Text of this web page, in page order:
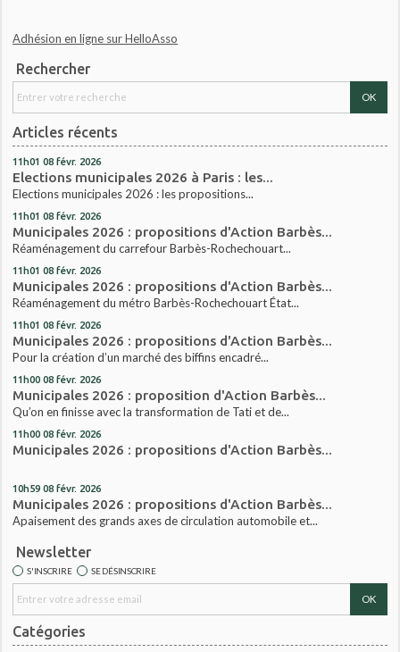
Adhésion en ligne sur HelloAsso
Rechercher
Articles récents
11h01 08 févr. 2026
Elections municipales 2026 à Paris : les...
Elections municipales 2026 : les propositions...
11h01 08 févr. 2026
Municipales 2026 : propositions d'Action Barbès...
Réaménagement du carrefour Barbès-Rochechouart...
11h01 08 févr. 2026
Municipales 2026 : propositions d'Action Barbès...
Réaménagement du métro Barbès-Rochechouart État...
11h01 08 févr. 2026
Municipales 2026 : propositions d'Action Barbès...
Pour la création d’un marché des biffins encadré...
11h00 08 févr. 2026
Municipales 2026 : proposition d'Action Barbès...
Qu’on en finisse avec la transformation de Tati et de...
11h00 08 févr. 2026
Municipales 2026 : propositions d'Action Barbès...
10h59 08 févr. 2026
Municipales 2026 : propositions d'Action Barbès...
Apaisement des grands axes de circulation automobile et...
Newsletter
S'INSCRIRE SE DÉSINSCRIRE
Catégories